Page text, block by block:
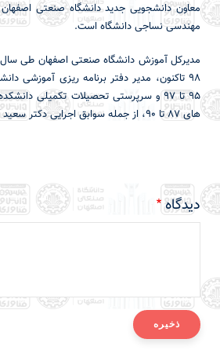
معاون دانشجویی جدید دانشگاه صنعتی
مهندسی نساجی دانشگاه است.
98 تاکنون، مدیر دفتر برنامه ریزی آموزشی
95 تا 97 و سرپرستی تحصیلات تکمیلی
های 87 تا 90، از جمله سوابق اجرایی دکتر سعید آجلی است.
دیدگاه